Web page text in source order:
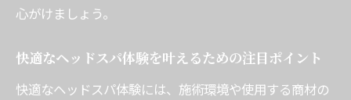
心がけましょう。
快適なヘッドスパ体験を叶えるための注目ポイント
快適なヘッドスパ体験には、施術環境や使用する商材の